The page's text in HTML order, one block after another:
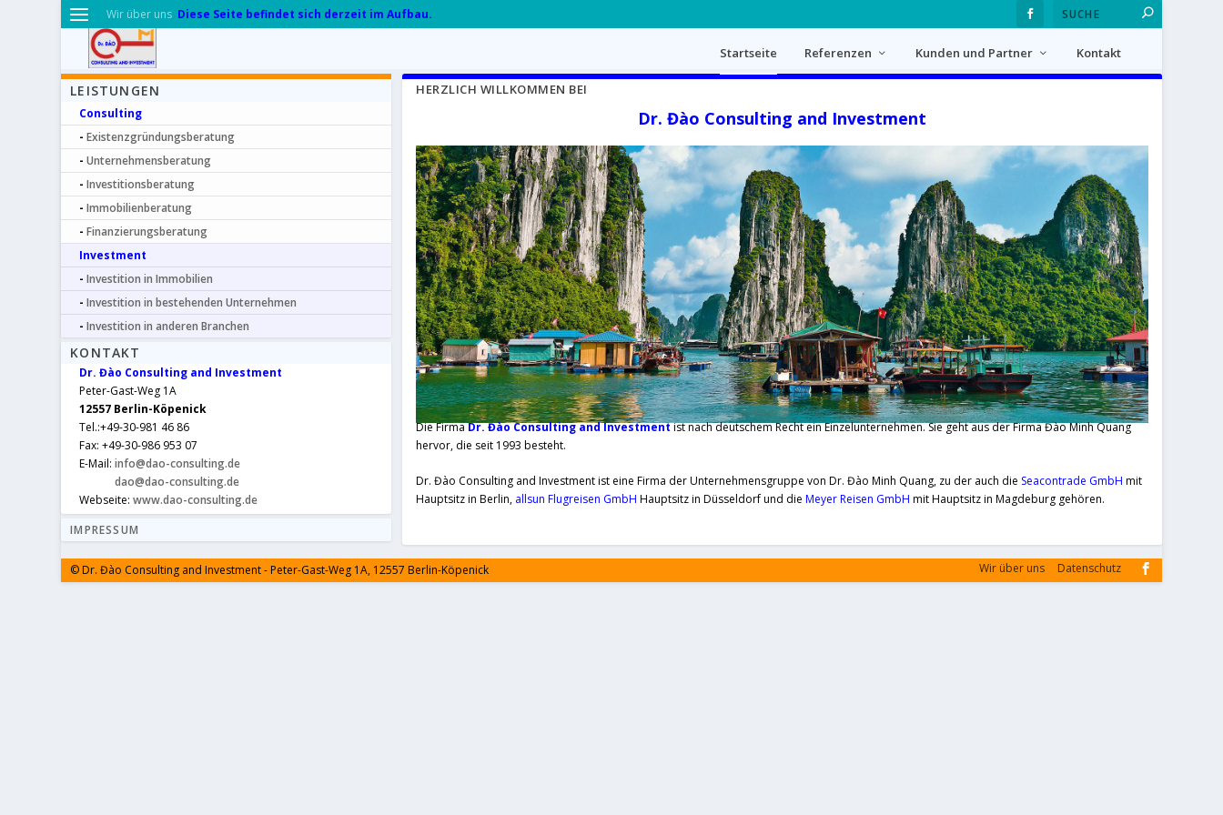
Wir über uns Diese Seite befindet sich derzeit im Aufbau.
Startseite Referenzen Kunden und Partner Kontakt
HERZLICH WILLKOMMEN BEI
Dr. Đào Consulting and Investment
Die FirmaDr. Đào Consulting and Investmentist nach deutschem Recht ein Einzelunternehmen. Sie geht aus der Firma Đào Minh Quang
hervor, die seit 1993 besteht.
Dr. Đào Consulting and Investment ist eine Firma der Unternehmensgruppe von Dr. Đào Minh Quang, zu der auch die Seacontrade GmbH mit
Hauptsitz in Berlin, allsun Flugreisen GmbH Hauptsitz in Düsseldorf und dieMeyer Reisen GmbH mit Hauptsitz in Magdeburg gehören.
LEISTUNGEN
Consulting
Existenzgründungsberatung
Unternehmensberatung
Investitionsberatung
Immobilienberatung
Finanzierungsberatung
Investment
Investition in Immobilien
Investition in bestehenden Unternehmen
Investition in anderen Branchen
KONTAKT
Dr. Đào Consulting and Investment
Peter-Gast-Weg 1A
12557 Berlin-Köpenick
Tel.:+49-30-981 46 86
Fax: +49-30-986 953 07
E-Mail:info@dao-consulting.de
dao@dao-consulting.de
Webseite:www.dao-consulting.de
IMPRESSUM
© Dr. Đào Consulting and Investment - Peter-Gast-Weg 1A, 12557 Berlin-Köpenick Wir über uns Datenschutz